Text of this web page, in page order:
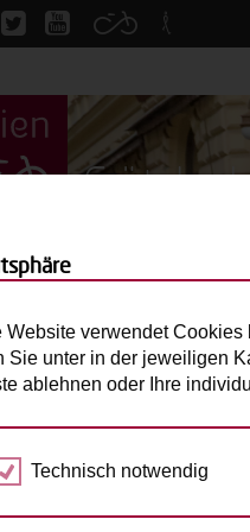
Grätzlrad
ANSEHEN
Website verwendet
Sie unter in der jeweiligen
ablehnen oder Ihre
Technisch notwendig